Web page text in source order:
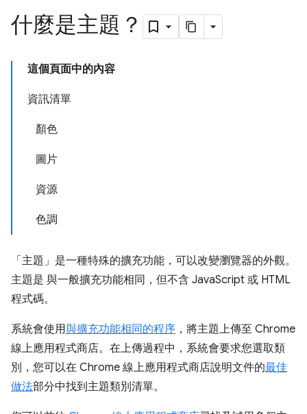
什麼是主題？
這個頁面中的內容
資訊清單
顏色
圖片
資源
色調
「主題」 是一種特殊的擴充功能，可以改變瀏覽器的外觀。
主題是 與一般擴充功能相同，但不含 JavaScript 或 HTML
程式碼。
系統會使用與擴充功能相同的程序 ，將主題上傳至 Chrome
線上應用程式商店。在上傳過程中，系統會要求您選取類
別，您可以在 Chrome 線上應用程式商店說明文件的最佳
做法部分中找到主題類別清單。